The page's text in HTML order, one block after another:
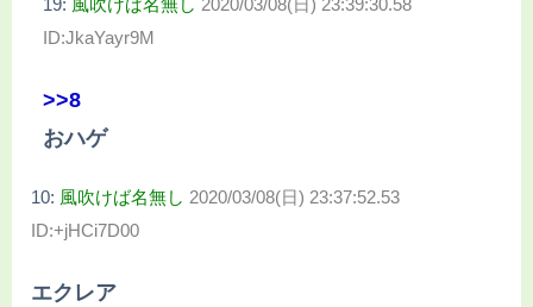
ID:JkaYayr9M
>>8
おハゲ
10: 風吹けば名無し 2020/03/08(日) 23:37:52.53
ID:+jHCi7D00
エクレア